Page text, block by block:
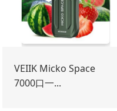
VEIIK Micko Space
7000口一...